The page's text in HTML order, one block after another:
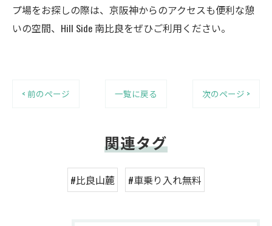
プ場をお探しの際は、京阪神からのアクセスも便利な憩
いの空間、Hill Side 南比良をぜひご利用ください。
< 前のページ 一覧に戻る 次のページ >
関連タグ
#比良山麓 #車乗り入れ無料